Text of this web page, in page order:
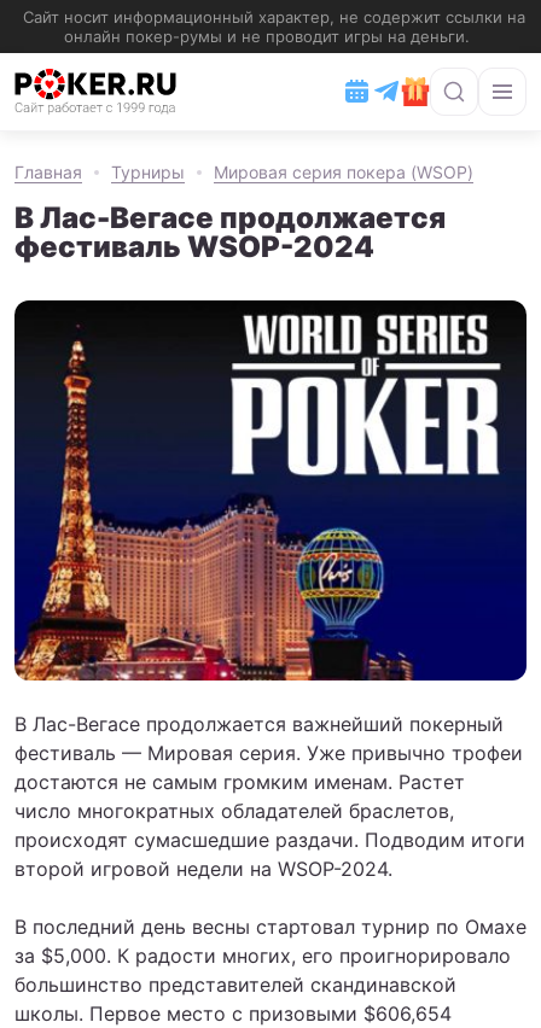
Главная Турниры Мировая серия покера (WSOP)
В Лас-Вегасе продолжается
фестиваль WSOP-2024
В Лас-Вегасе продолжается важнейший покерный
фестиваль — Мировая серия. Уже привычно трофеи
достаются не самым громким именам. Растет
число многократных обладателей браслетов,
происходят сумасшедшие раздачи. Подводим итоги
второй игровой недели на WSOP-2024.
В последний день весны стартовал турнир по Омахе
за $5,000. К радости многих, его проигнорировало
большинство представителей скандинавской
школы. Первое место с призовыми $606,654